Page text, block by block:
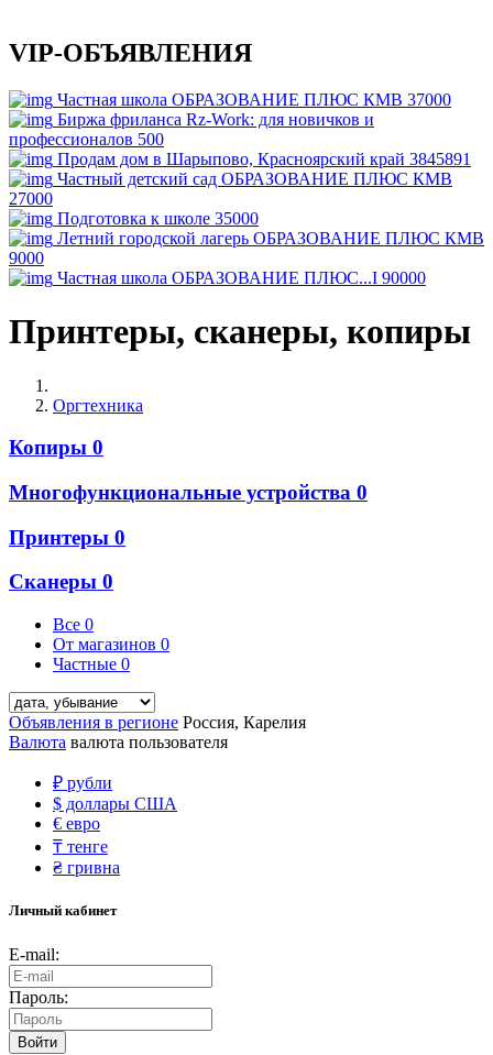
VIP-ОБЪЯВЛЕНИЯ
Частная школа ОБРАЗОВАНИЕ ПЛЮС КМВ 37000
Биржа фриланса Rz-Work: для новичков и
профессионалов 500
Продам дом в Шарыпово, Красноярский край 3845891
Частный детский сад ОБРАЗОВАНИЕ ПЛЮС КМВ
27000
Подготовка к школе 35000
Летний городской лагерь ОБРАЗОВАНИЕ ПЛЮС КМВ
9000
Частная школа ОБРАЗОВАНИЕ ПЛЮС...I 90000
Принтеры, сканеры, копиры
Оргтехника
Копиры 0
Многофункциональные устройства 0
Принтеры 0
Сканеры 0
Все 0
От магазинов 0
Частные 0
Объявления в регионе Россия, Карелия
Валюта валюта пользователя
₽ рубли
$ доллары США
€ евро
₸ тенге
₴ гривна
Личный кабинет
E-mail:
Пароль:
Войти